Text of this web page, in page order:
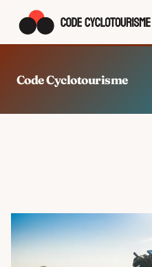
Code Cyclotourisme